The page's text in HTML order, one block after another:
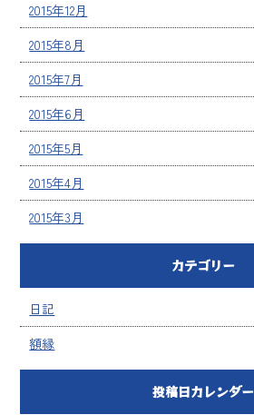
2015年12月
2015年8月
2015年7月
2015年6月
2015年5月
2015年4月
2015年3月
カテゴリー
日記
額縁
投稿日カレンダー